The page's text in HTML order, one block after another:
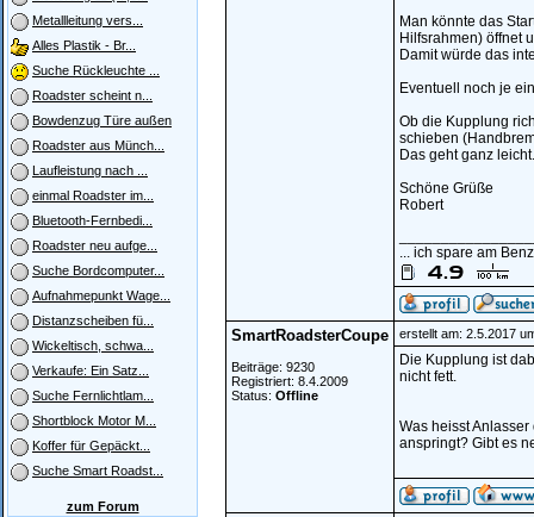
Metallleitung vers...
Alles Plastik - Br...
Suche Rückleuchte ...
Roadster scheint n...
Bowdenzug Türe außen
Roadster aus Münch...
Laufleistung nach ...
einmal Roadster im...
Bluetooth-Fernbedi...
Roadster neu aufge...
Suche Bordcomputer...
Aufnahmepunkt Wage...
Distanzscheiben fü...
Wickeltisch, schwa...
Verkaufe: Ein Satz...
Suche Fernlichtlam...
Shortblock Motor M...
Koffer für Gepäckt...
Suche Smart Roadst...
zum Forum
Man könnte das
Hilfsrahmen) öffnet
Damit würde das
Eventuell noch je
Ob die Kupplung
schieben
Das geht ganz leicht.
Schöne Grüße
Robert
... ich spare am
SmartRoadsterCoupe
Beiträge: 9230
Registriert: 8.4.2009
Status: Offline
erstellt am: 2.5.2017
Die Kupplung ist
nicht fett.
Was heisst
anspringt? Gibt es